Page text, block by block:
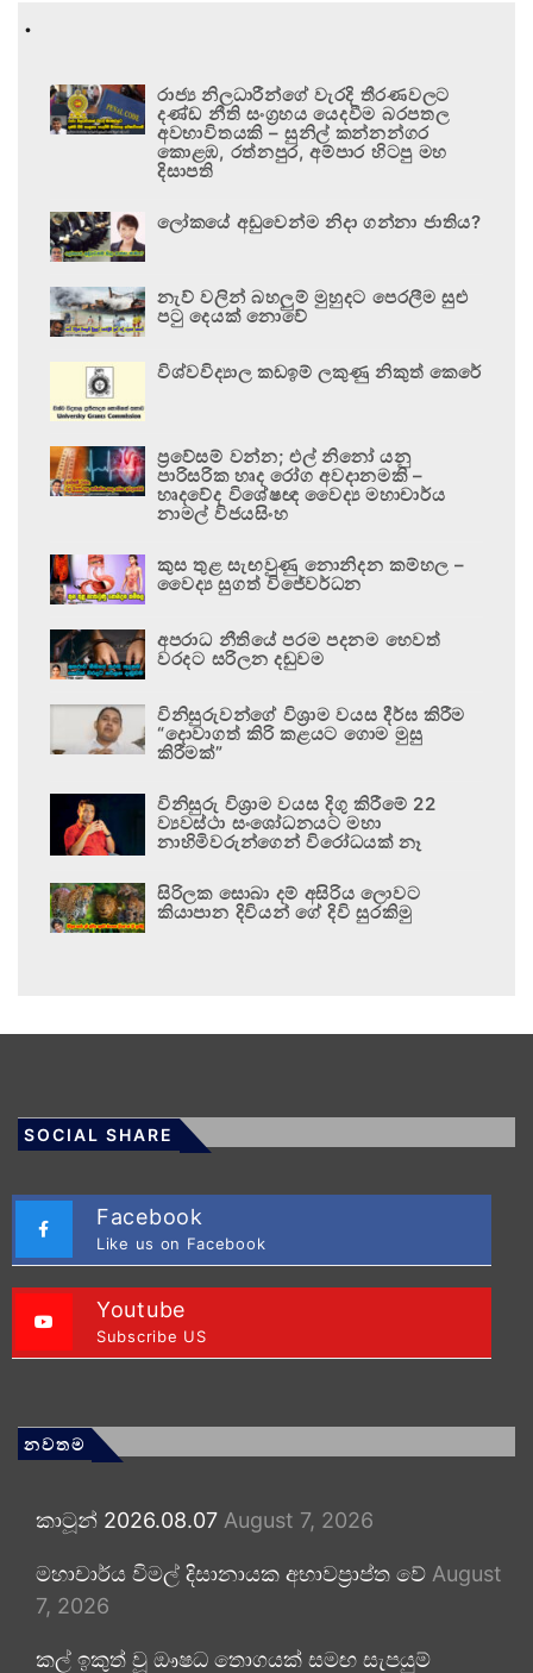
.
රාජ්‍ය නිලධාරීන්ගේ වැරදි තීරණවලට
දණ්ඩ නීති සංග්‍රහය යෙදවීම බරපතල
අවභාවිතයකි – සුනිල් කන්නන්ගර
කොළඹ, රත්නපුර, අම්පාර හිටපු මහ
දිසාපති
ලෝකයේ අඩුවෙන්ම නිදා ගන්නා ජාතිය?
නැව් වලින් බහලුම් මුහුදට පෙරලීම සුළු
පටු දෙයක් නොවේ
විශ්වවිද්‍යාල කඩඉම් ලකුණු නිකුත් කෙරේ
ප්‍රවේසම් වන්න; එල් නිනෝ යනු
පාරිසරික හෘද රෝග අවදානමකි –
හෘදවේද විශේෂඥ වෛද්‍ය මහාචාර්ය
නාමල් විජයසිංහ
කුස තුළ සැඟවුණු නොනිදන කම්හල –
වෛද්‍ය සුගත් විජේවර්ධන
අපරාධ නීතියේ පරම පදනම හෙවත්
වරදට සරිලන දඬුවම
විනිසුරුවන්ගේ විශ්‍රාම වයස දීර්ඝ කිරීම
“දොවාගත් කිරි කළයට ගොම මුසු
කිරීමක්”
විනිසුරු විශ්‍රාම වයස දිගු කිරීමේ 22
ව්‍යවස්ථා සංශෝධනයට මහා
නාහිමිවරුන්ගෙන් විරෝධයක් නෑ
සිරිලක සොබා දම් අසිරිය ලොවට
කියාපාන දිවියන් ගේ දිවි සුරකිමු
SOCIAL SHARE
Facebook
Like us on Facebook
Youtube
Subscribe US
නවතම
කාටූන් 2026.08.07 August 7, 2026
මහාචාර්ය විමල් දිසානායක අභාවප්‍රාප්ත වේ August
7, 2026
කල් ඉකුත් වූ ඖෂධ තොගයක් සමඟ සැපයුම්